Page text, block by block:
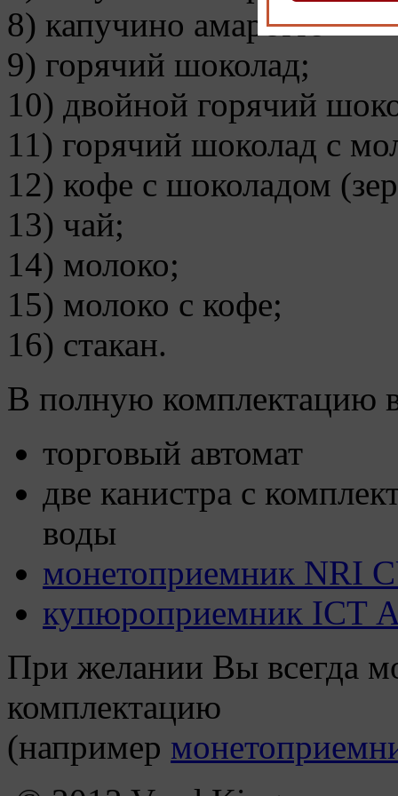
8) капучино амаретто
9) горячий шоколад;
10) двойной горячий
11) горячий шоколад с
12) кофе с шоколадом
13) чай;
14) молоко;
15) молоко с кофе;
16) стакан.
В полную комплектацию
торговый автомат
две канистра с
воды
монетоприемник NRI
купюроприемник ICT
При желании Вы всегда
комплектацию
(например